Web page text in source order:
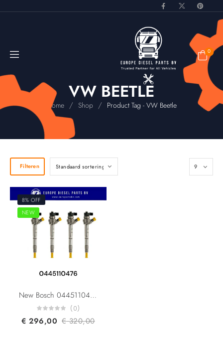
0
VW BEETLE
Home / Shop / Product Tag - VW Beetle
Filteren
8% OFF
NEW
New Bosch 0445110476 0445110477 04L130277AJ 04L130277G Audi A3 A4 A5 A6 Q3 Q7 Seat Leon Altea Alhambra Skoda Octavia Yeti VW Golf Crafter Transporter Polo 2.0TDi
(0)
€ 296,00 €320,00